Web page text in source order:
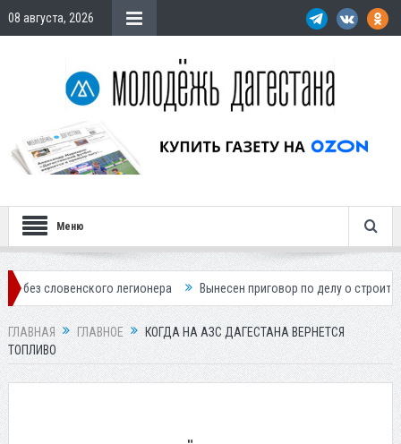
08 августа, 2026
Меню
легионера Вынесен приговор по делу о строительстве
ГЛАВНАЯ ГЛАВНОЕ
КОГДА НА АЗС ДАГЕСТАНА ВЕРНЕТСЯ
ТОПЛИВО